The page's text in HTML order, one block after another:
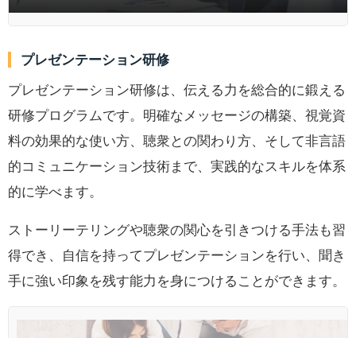
プレゼンテーション研修
プレゼンテーション研修は、伝える力を総合的に鍛える
研修プログラムです。明確なメッセージの構築、視覚資
料の効果的な使い方、聴衆との関わり方、そして非言語
的コミュニケーション技術まで、実践的なスキルを体系
的に学べます。
ストーリーテリングや聴衆の関心を引きつける手法も習
得でき、自信を持ってプレゼンテーションを行い、聞き
手に強い印象を残す能力を身につけることができます。